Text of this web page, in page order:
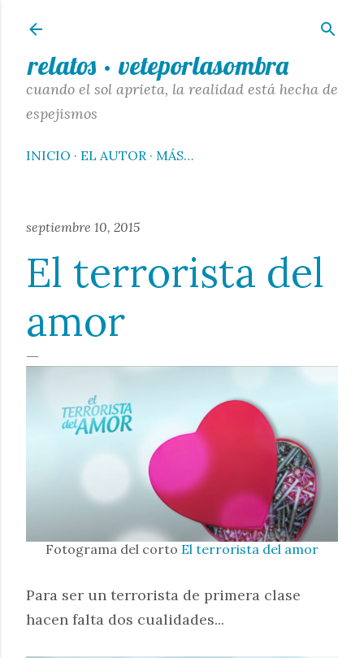
relatos · veteporlasombra
cuando el sol aprieta, la realidad está hecha de
espejismos
INICIO EL AUTOR MÁS…
septiembre 10, 2015
El terrorista del
amor
Fotograma del corto El terrorista del amor
Para ser un terrorista de primera clase
hacen falta dos cualidades...